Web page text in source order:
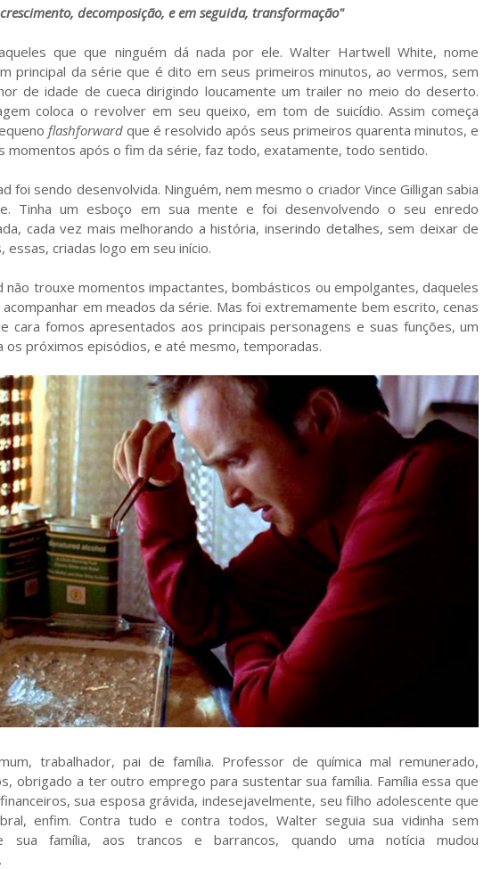
decomposição, e em seguida, transformação"
que que ninguém dá nada por ele. Walter Hartwell White, nome
principal da série que é dito em seus primeiros minutos, ao vermos, sem
de idade de cueca dirigindo loucamente um trailer no meio do deserto.
coloca o revolver em seu queixo, em tom de suicídio. Assim começa
flashforwardque é resolvido após seus primeiros quarenta minutos, e
momentos após o fim da série, faz todo, exatamente, todo sentido.
foi sendo desenvolvida. Ninguém, nem mesmo o criador Vince Gilligan sabia
Tinha um esboço em sua mente e foi desenvolvendo o seu enredo
cada vez mais melhorando a história, inserindo detalhes, sem deixar de
criadas logo em seu início.
não trouxe momentos impactantes, bombásticos ou empolgantes, daqueles
em meados da série. Mas foi extremamente bem escrito, cenas
cara fomos apresentados aos principais personagens e suas funções, um
os próximos episódios, e até mesmo, temporadas.
trabalhador, pai de família. Professor de química mal remunerado,
obrigado a ter outro emprego para sustentar sua família. Família essa que
sua esposa grávida, indesejavelmente, seu filho adolescente que
enfim. Contra tudo e contra todos, Walter seguia sua vidinha sem
sua família, aos trancos e barrancos, quando uma notícia mudou